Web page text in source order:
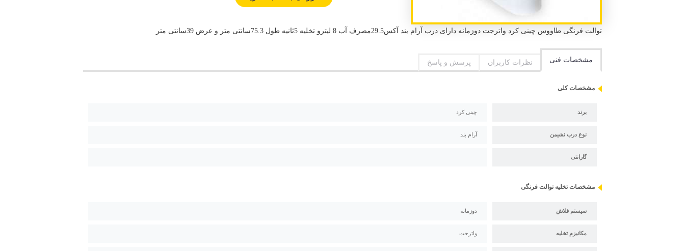
توالت فرنگی طاووس چینی کرد واترجت دوزمانه دارای درب آرام بند آکس29.5مصرف آب 8 لیترو تخلیه 5ثانیه طول 75.3سانتی متر و عرض 39سانتی متر
مشخصات فنی نظرات کاربران پرسش و پاسخ
مشخصات کلی
برند چینی کرد
نوع درب نشیمن آرام بند
گارانتی
مشخصات تخلیه توالت فرنگی
سیستم فلاش دوزمانه
مکانیزم تخلیه واترجت